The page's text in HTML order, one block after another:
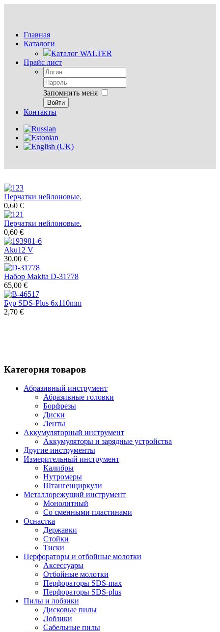
Главная
Каталоги
Каталог WALTER
Прайс лист
Запомнить меня
Войти
Контакты
Перчатки нейлоновые.
0,60 €
Перчатки нейлоновые.
0,60 €
Aku12 V
30,00 €
Набор Makita D-31778
65,00 €
Бур SDS-Plus 6x110mm
2,70 €
Категория товаров
Абразивный инструмент
Абразивные головки
Борфрезы
Диски
Ленты
Аккумуляторный инструмент
Аккумуляторы и зарядные устройства
Другие инструменты
Измерительный инструмент
Калибры
Нутромеры
Штангенциркули
Металлорежущий инструмент
Монолитный
Со сменными пластинами
Оснастка
Державки
Стойки
Тиски
Перфораторы и отбойные молотки
Аксессуары
Отбойные молотки
Перфораторы SDS-max
Перфораторы SDS-plus
Пилы и лобзики
Дисковые пилы
Лобзики
Сабельные пилы